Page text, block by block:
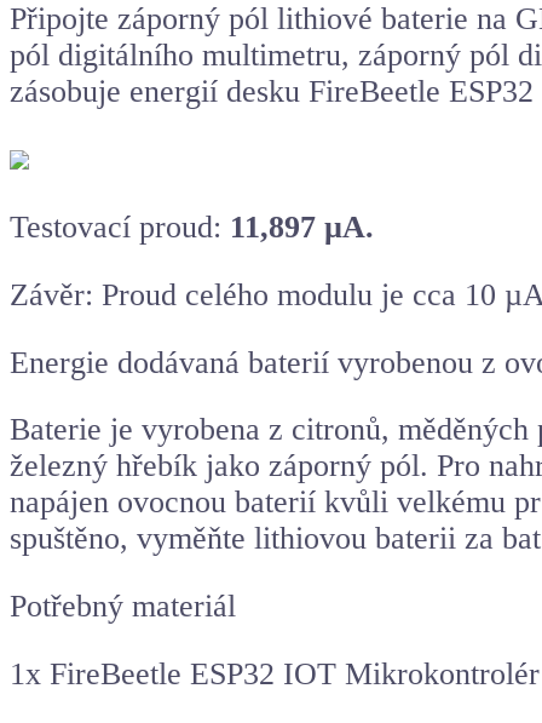
Připojte záporný pól lithiové baterie na
pól digitálního multimetru, záporný pól
zásobuje energií desku FireBeetle
Testovací proud: 11,897 µA.
Závěr: Proud celého modulu je cca 10
Energie dodávaná baterií vyrobenou z
Baterie je vyrobena z citronů,
železný hřebík jako záporný pól. Pro
napájen ovocnou baterií kvůli velkému
spuštěno, vyměňte lithiovou baterii za
Potřebný materiál
1x FireBeetle ESP32 IOT